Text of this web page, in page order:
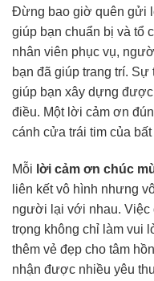
Đừng bao giờ quên gửi
giúp bạn chuẩn bị và tổ
nhân viên phục vụ,
bạn đã giúp trang trí.
giúp bạn xây dựng
điều. Một lời cảm ơn
cánh cửa trái tim của bất
Mỗi lời cảm ơn chúc
liên kết vô hình nhưng
người lại với nhau. Việc
trọng không chỉ làm vui
thêm vẻ đẹp cho tâm
nhận được nhiều yêu